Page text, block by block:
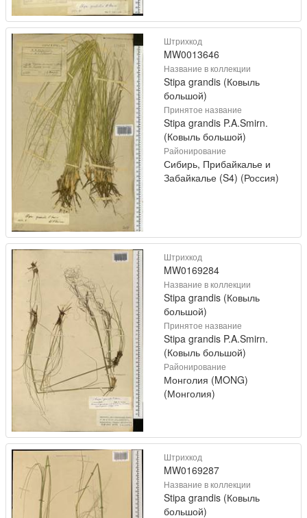
Штрихкод
MW0013646
Название в коллекции
Stipa grandis (Ковыль
большой)
Принятое название
Stipa grandis P.A.Smirn.
(Ковыль большой)
Районирование
Сибирь, Прибайкалье и
Забайкалье (S4) (Россия)
Штрихкод
MW0169284
Название в коллекции
Stipa grandis (Ковыль
большой)
Принятое название
Stipa grandis P.A.Smirn.
(Ковыль большой)
Районирование
Монголия (MONG)
(Монголия)
Штрихкод
MW0169287
Название в коллекции
Stipa grandis (Ковыль
большой)